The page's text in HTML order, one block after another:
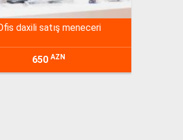
ofis daxili satış meneceri
650AZN